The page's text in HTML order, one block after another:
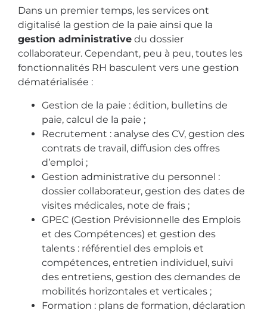
Dans un premier temps, les services ont
digitalisé la gestion de la paie ainsi que la
gestion administrative du dossier
collaborateur. Cependant, peu à peu, toutes les
fonctionnalités RH basculent vers une gestion
dématérialisée :
Gestion de la paie : édition, bulletins de
paie, calcul de la paie ;
Recrutement : analyse des CV, gestion des
contrats de travail, diffusion des offres
d’emploi ;
Gestion administrative du personnel :
dossier collaborateur, gestion des dates de
visites médicales, note de frais ;
GPEC (Gestion Prévisionnelle des Emplois
et des Compétences) et gestion des
talents : référentiel des emplois et
compétences, entretien individuel, suivi
des entretiens, gestion des demandes de
mobilités horizontales et verticales ;
Formation : plans de formation, déclaration